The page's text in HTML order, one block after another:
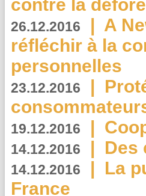
contre la
26.12.2016 | A
réfléchir à la
personnelles
23.12.2016 |
19.12.2016 |
14.12.2016 | Des
14.12.2016 | La
France